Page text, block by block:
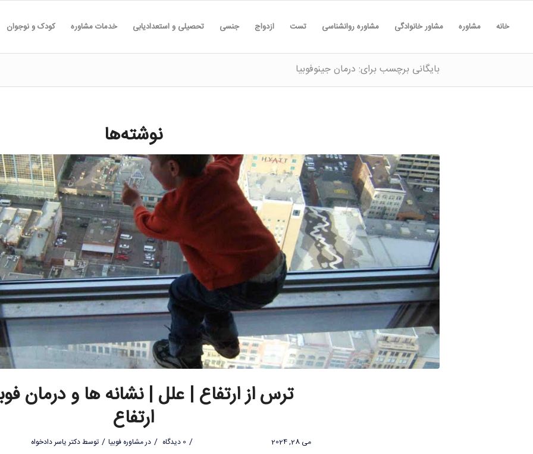
خانه مشاوره مشاور خانوادگی مشاوره روانشناسی تست ازدواج جنسی تحصیلی و استعدادیابی خدمات مشاوره کودک و نوجوان
بایگانی برچسب برای: درمان جینوفوبیا
نوشته‌ها
ترس از ارتفاع | علل | نشانه ها و درمان
ارتفاع
می 28, 2024 / 0 دیدگاه / درمشاوره فوبیا / توسطدکتر یاسر دادخواه